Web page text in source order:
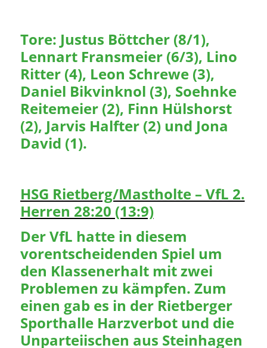
Tore: Justus Böttcher (8/1),
Lennart Fransmeier (6/3), Lino
Ritter (4), Leon Schrewe (3),
Daniel Bikvinknol (3), Soehnke
Reitemeier (2), Finn Hülshorst
(2), Jarvis Halfter (2) und Jona
David (1).
HSG Rietberg/Mastholte – VfL 2.
Herren 28:20 (13:9)
Der VfL hatte in diesem
vorentscheidenden Spiel um
den Klassenerhalt mit zwei
Problemen zu kämpfen. Zum
einen gab es in der Rietberger
Sporthalle Harzverbot und die
Unparteiischen aus Steinhagen